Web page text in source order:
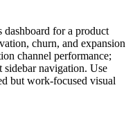
dashboard for a product
churn, and expansion
channel performance;
sidebar navigation. Use
but work-focused visual